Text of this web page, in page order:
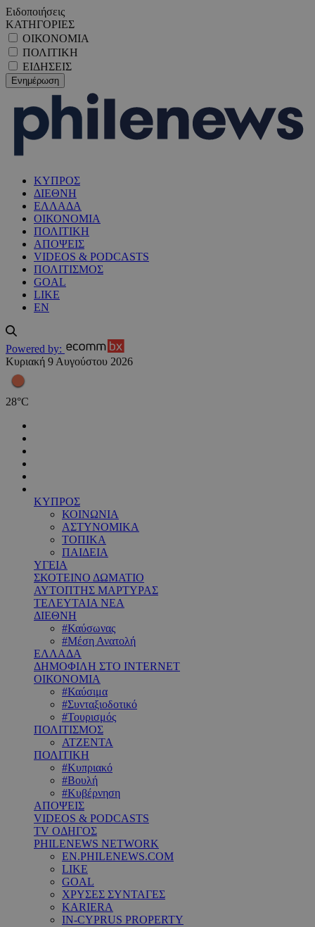
Ειδοποιήσεις
ΚΑΤΗΓΟΡΙΕΣ
ΟΙΚΟΝΟΜΙΑ
ΠΟΛΙΤΙΚΗ
ΕΙΔΗΣΕΙΣ
ΚΥΠΡΟΣ
ΔΙΕΘΝΗ
ΕΛΛΑΔΑ
ΟΙΚΟΝΟΜΙΑ
ΠΟΛΙΤΙΚΗ
ΑΠΟΨΕΙΣ
VIDEOS & PODCASTS
ΠΟΛΙΤΙΣΜΟΣ
GOAL
LIKE
EN
Powered by:
Κυριακή 9 Αυγούστου 2026
28°C
ΚΥΠΡΟΣ
ΚΟΙΝΩΝΙΑ
ΑΣΤΥΝΟΜΙΚΑ
ΤΟΠΙΚΑ
ΠΑΙΔΕΙΑ
ΥΓΕΙΑ
ΣΚΟΤΕΙΝΟ ΔΩΜΑΤΙΟ
ΑΥΤΟΠΤΗΣ ΜΑΡΤΥΡΑΣ
ΤΕΛΕΥΤΑΙΑ ΝΕΑ
ΔΙΕΘΝΗ
#Καύσωνας
#Μέση Ανατολή
ΕΛΛΑΔΑ
ΔΗΜΟΦΙΛΗ ΣΤΟ INTERNET
ΟΙΚΟΝΟΜΙΑ
#Καύσιμα
#Συνταξιοδοτικό
#Τουρισμός
ΠΟΛΙΤΙΣΜΟΣ
ΑΤΖΕΝΤΑ
ΠΟΛΙΤΙΚΗ
#Κυπριακό
#Βουλή
#Κυβέρνηση
ΑΠΟΨΕΙΣ
VIDEOS & PODCASTS
TV ΟΔΗΓΟΣ
PHILENEWS NETWORK
EN.PHILENEWS.COM
LIKE
GOAL
ΧΡΥΣΕΣ ΣΥΝΤΑΓΕΣ
KARIERA
IN-CYPRUS PROPERTY